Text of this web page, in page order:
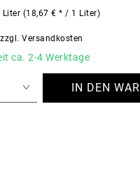
Liter (18,67 € * / 1 Liter)
zzgl. Versandkosten
ca. 2-4 Werktage
IN DEN